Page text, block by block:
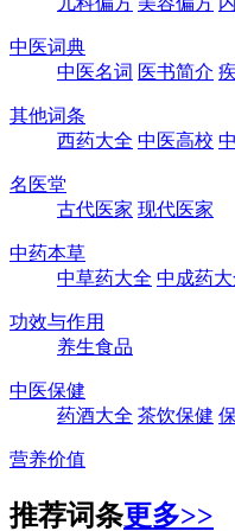
中医词典
中医名词 医书简介
其他词条
西药大全 中医高校
名医堂
古代医家 现代医家
中药本草
中草药大全 中成药大
功效与作用
养生食品
中医保健
药酒大全 茶饮保健
营养价值
推荐词条更多>>